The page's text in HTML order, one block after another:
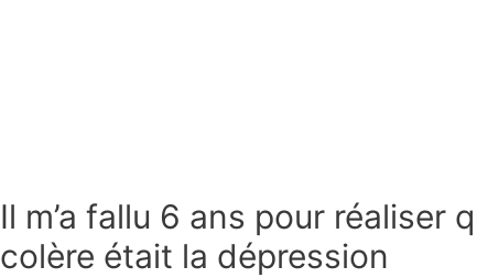
Il m’a fallu 6 ans pour réaliser
colère était la dépression